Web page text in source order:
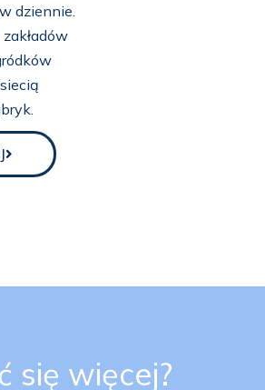
dziennie.
się więcej?